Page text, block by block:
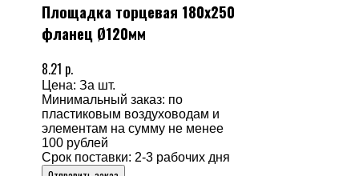
Площадка торцевая 180х250
фланец Ø120мм
8.21 р.
Цена: За шт.
Минимальный заказ: по
пластиковым воздуховодам и
элементам на сумму не менее
100 рублей
Срок поставки: 2-3 рабочих дня